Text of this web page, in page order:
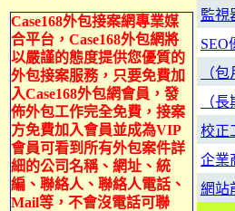
Case168外包接案網專業媒
合平台，Case168外包網將
以嚴謹的態度提供您優質的
外包接案服務，只要免費加
入Case168外包網會員，發
佈外包工作完全免費，接案
方免費加入會員並成為VIP
會員可看到所有外包案件詳
細的公司名稱、網址、統
編、聯絡人、聯絡人電話、
Mail等，不會沒電話可聯
監視
SEO
（
（
校正
企業
網站